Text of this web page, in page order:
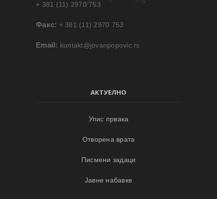
+ 381 (11) 2970 753
Факс: + 381 (11) 2970 753
Email: kontakt@jovanpopovic.rs
АКТУЕЛНО
Упис првака
Отворена врата
Писмени задаци
Јавне набавке